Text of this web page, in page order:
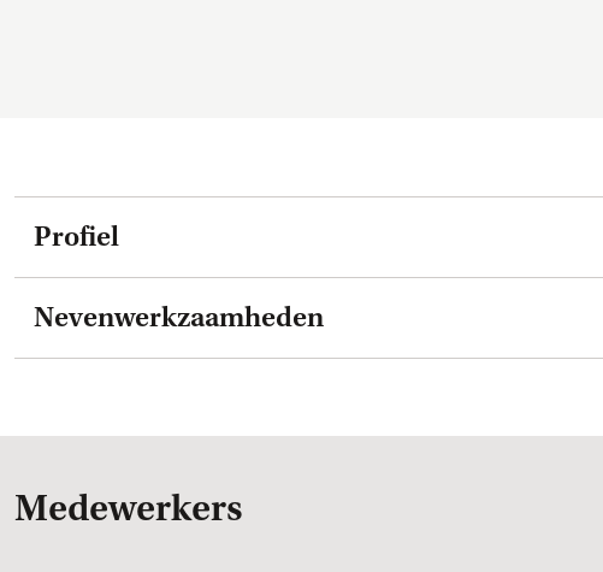
Profiel
Nevenwerkzaamheden
Medewerkers